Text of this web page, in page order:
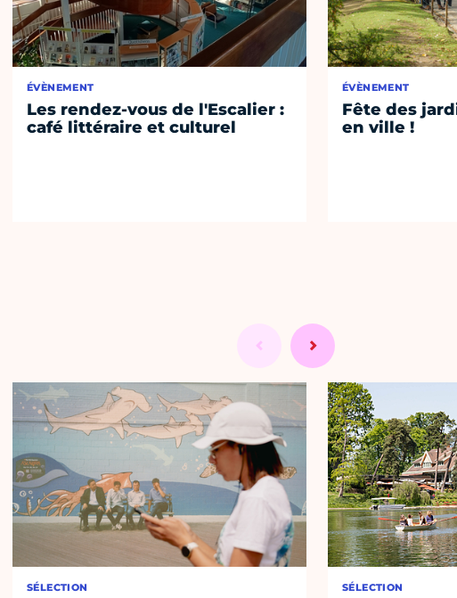
ÉVÈNEMENT
Les rendez-vous de l'Escalier :
café littéraire et culturel
ÉVÈNEMENT
Fête des
en ville !
SÉLECTION SÉLECTION